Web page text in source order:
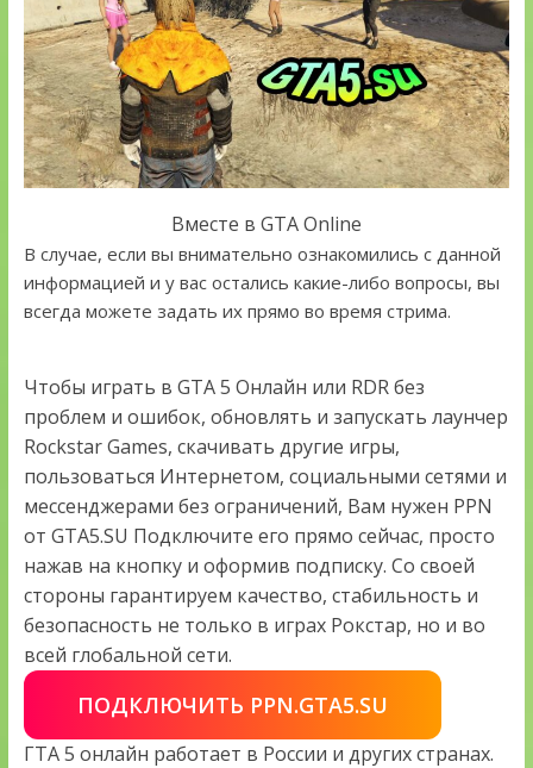
Вместе в GTA Online
В случае, если вы внимательно ознакомились с данной
информацией и у вас остались какие-либо вопросы, вы
всегда можете задать их прямо во время стрима.
Чтобы играть в GTA 5 Онлайн или RDR без
проблем и ошибок, обновлять и запускать лаунчер
Rockstar Games, скачивать другие игры,
пользоваться Интернетом, социальными сетями и
мессенджерами без ограничений, Вам нужен PPN
от GTA5.SU Подключите его прямо сейчас, просто
нажав на кнопку и оформив подписку. Со своей
стороны гарантируем качество, стабильность и
безопасность не только в играх Рокстар, но и во
всей глобальной сети.
ПОДКЛЮЧИТЬ PPN.GTA5.SU
ГТА 5 онлайн работает в России и других странах.